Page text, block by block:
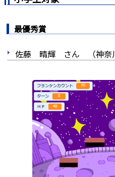
最優秀賞
佐藤 晴輝 さん （神奈